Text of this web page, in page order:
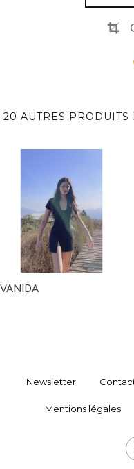
20 AUTRES
VANIDA
Newsletter
Mentions légales